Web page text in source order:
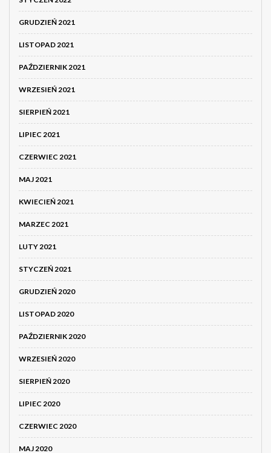
GRUDZIEŃ 2021
LISTOPAD 2021
PAŹDZIERNIK 2021
WRZESIEŃ 2021
SIERPIEŃ 2021
LIPIEC 2021
CZERWIEC 2021
MAJ 2021
KWIECIEŃ 2021
MARZEC 2021
LUTY 2021
STYCZEŃ 2021
GRUDZIEŃ 2020
LISTOPAD 2020
PAŹDZIERNIK 2020
WRZESIEŃ 2020
SIERPIEŃ 2020
LIPIEC 2020
CZERWIEC 2020
MAJ 2020